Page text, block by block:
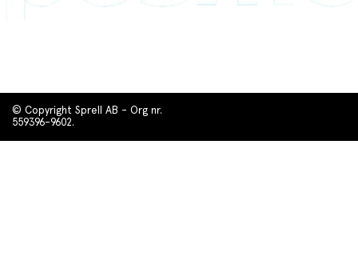
© Copyright Sprell AB - Org nr.
559396-9602.